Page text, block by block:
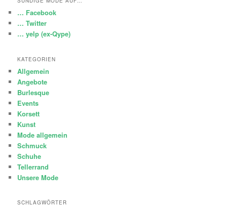
… Facebook
… Twitter
… yelp (ex-Qype)
KATEGORIEN
Allgemein
Angebote
Burlesque
Events
Korsett
Kunst
Mode allgemein
Schmuck
Schuhe
Tellerrand
Unsere Mode
SCHLAGWÖRTER